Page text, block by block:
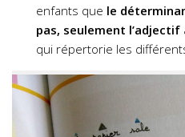
enfants que le
pas, seulement l’adjectif
qui répertorie les